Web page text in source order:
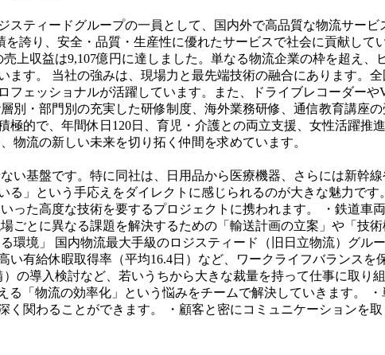
スティードグループの一員として、国内外で高品質な物流サー
誇り、安全・品質・生産性に優れたサービスで社会に貢献して
上収益は9,107億円に達しました。単なる物流企業の枠を超え
す。 当社の強みは、現場力と最先端技術の融合にあります。
ェッショナルが活躍しています。また、ドライブレコーダー
別・部門別の充実した研修制度、海外業務研修、通信教育講座
的で、年間休日120日、育児・介護との両立支援、女性活躍推
物流の新しい未来を切り拓く仲間を求めています。
い基盤です。特に同社は、日用品から医療機器、さらには新幹
」という手応えをダイレクトに感じられるのが大きな魅力で
った高度な技術を要するプロジェクトに携われます。 ・鉄道車
ごとに異なる課題を解決するための「輸送計画の立案」や「技
環境」 国内物流最大手級のロジスティード（旧日立物流）グル
有給休暇取得率（平均16.4日）など、ワークライフバランスを
の導入検討など、若いうちから大きな裁量を持って仕事に取り
「物流の効率化」という悩みをチームで解決していきます。
関わることができます。 ・顧客と密にコミュニケーションを